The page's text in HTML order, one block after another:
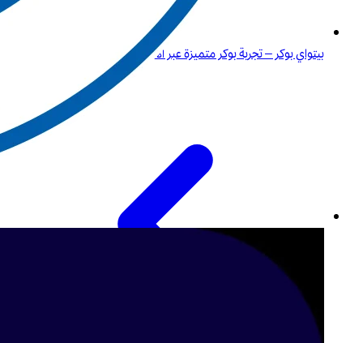
بيتواي بوكر – تجربة بوكر متميزة عبر الانترنت